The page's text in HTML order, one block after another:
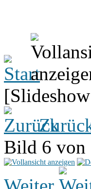
Bild 6 von